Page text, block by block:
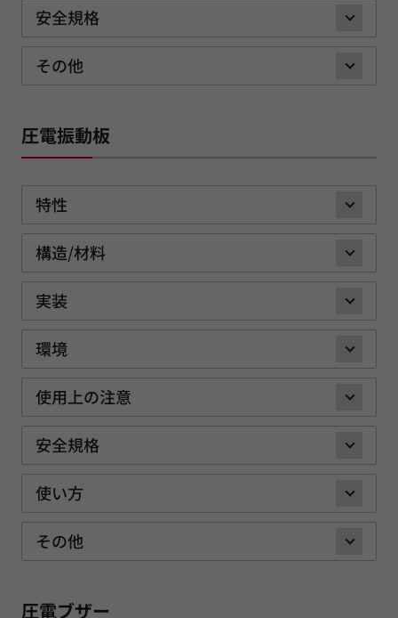
安全規格
その他
圧電振動板
特性
構造/材料
実装
環境
使用上の注意
安全規格
使い方
その他
圧電ブザー